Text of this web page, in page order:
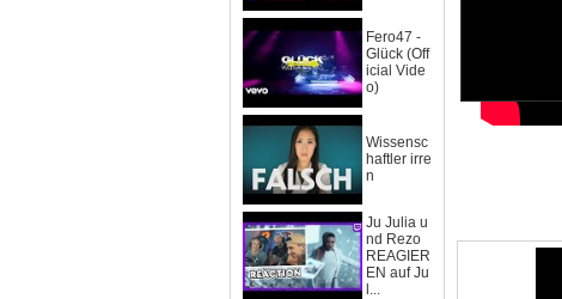
Fero47 -
Glück (Off
icial Vide
o)
Wissensc
haftler irre
n
Ju Julia u
nd Rezo
REAGIER
EN auf Ju
l...